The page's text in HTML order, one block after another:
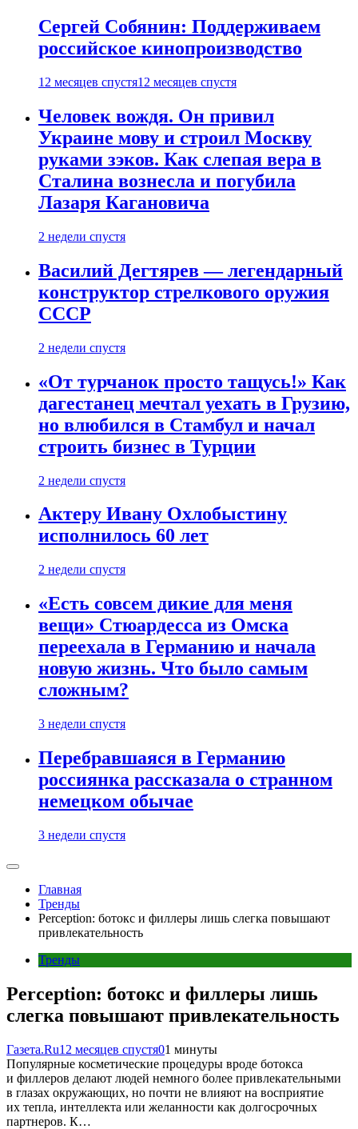
Сергей Собянин: Поддерживаем
российское кинопроизводство
12 месяцев спустя12 месяцев спустя
Человек вождя. Он привил
Украине мову и строил Москву
руками зэков. Как слепая вера в
Сталина вознесла и погубила
Лазаря Кагановича
2 недели спустя
Василий Дегтярев — легендарный
конструктор стрелкового оружия
СССР
2 недели спустя
«От турчанок просто тащусь!» Как
дагестанец мечтал уехать в Грузию,
но влюбился в Стамбул и начал
строить бизнес в Турции
2 недели спустя
Актеру Ивану Охлобыстину
исполнилось 60 лет
2 недели спустя
«Есть совсем дикие для меня
вещи» Стюардесса из Омска
переехала в Германию и начала
новую жизнь. Что было самым
сложным?
3 недели спустя
Перебравшаяся в Германию
россиянка рассказала о странном
немецком обычае
3 недели спустя
Главная
Тренды
Perception: ботокс и филлеры лишь слегка повышают
привлекательность
Тренды
Perception: ботокс и филлеры лишь
слегка повышают привлекательность
Газета.Ru12 месяцев спустя01 минуты
Популярные косметические процедуры вроде ботокса
и филлеров делают людей немного более привлекательными
в глазах окружающих, но почти не влияют на восприятие
их тепла, интеллекта или желанности как долгосрочных
партнеров. К…